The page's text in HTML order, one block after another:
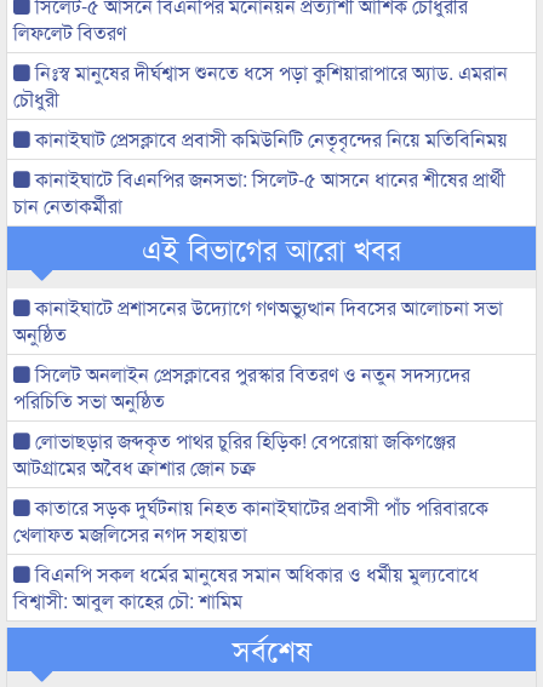
লিফলেট বিতরণ
নিঃস্ব মানুষের দীর্ঘশ্বাস শুনতে ধসে পড়া কুশিয়ারাপারে অ্যাড. এমরান
চৌধুরী
কানাইঘাট প্রেসক্লাবে প্রবাসী কমিউনিটি নেতৃবৃন্দের নিয়ে মতিবিনিময়
কানাইঘাটে বিএনপির জনসভা: সিলেট-৫ আসনে ধানের শীষের প্রার্থী
চান নেতাকর্মীরা
এই বিভাগের আরো খবর
কানাইঘাটে প্রশাসনের উদ্যোগে গণঅভ্যুত্থান দিবসের আলোচনা সভা
অনুষ্ঠিত
সিলেট অনলাইন প্রেসক্লাবের পুরস্কার বিতরণ ও নতুন সদস্যদের
পরিচিতি সভা অনুষ্ঠিত
লোভাছড়ার জব্দকৃত পাথর চুরির হিড়িক! বেপরোয়া জকিগঞ্জের
আটগ্রামের অবৈধ ক্রাশার জোন চক্র
কাতারে সড়ক দুর্ঘটনায় নিহত কানাইঘাটের প্রবাসী পাঁচ পরিবারকে
খেলাফত মজলিসের নগদ সহায়তা
বিএনপি সকল ধর্মের মানুষের সমান অধিকার ও ধর্মীয় মুল্যবোধে
বিশ্বাসী: আবুল কাহের চৌ: শামিম
সর্বশেষ